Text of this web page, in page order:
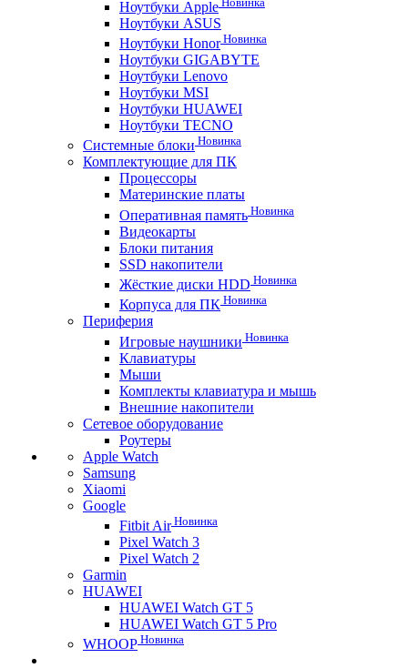
Ноутбуки Apple
Ноутбуки ASUS
Ноутбуки HonorНовинка
Ноутбуки GIGABYTE
Ноутбуки Lenovo
Ноутбуки MSI
Ноутбуки HUAWEI
Ноутбуки TECNO
Системные блоки Новинка
Комплектующие для ПК
Процессоры
Материнские платы
Оперативная память Новинка
Видеокарты
Блоки питания
SSD накопители
Жёсткие диски HDD Новинка
Корпуса для ПК Новинка
Периферия
Игровые наушники Новинка
Клавиатуры
Мыши
Комплекты клавиатура и мышь
Внешние накопители
Сетевое оборудование
Роутеры
Apple Watch
Samsung
Xiaomi
Google
Fitbit AirНовинка
Pixel Watch 3
Pixel Watch 2
Garmin
HUAWEI
HUAWEI Watch GT 5
HUAWEI Watch GT 5 Pro
WHOOP Новинка